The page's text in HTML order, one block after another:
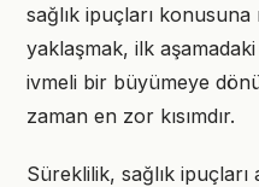
sağlık ipuçları
yaklaşmak, ilk
ivmeli bir büyümeye
zaman en zor kısımdır.
Süreklilik, sağlık ipuçları